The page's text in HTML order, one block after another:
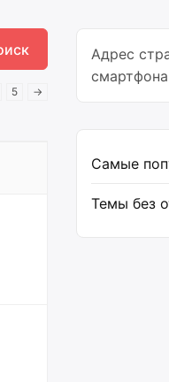
5 →
Адрес
Самые
Темы без